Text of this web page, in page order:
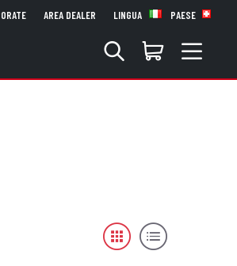
AREA DEALER LINGUA PAESE